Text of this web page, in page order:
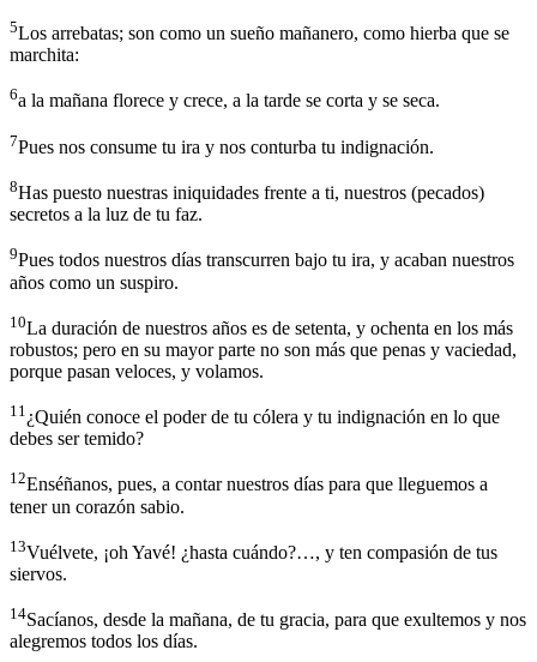
5Los arrebatas; son como un sueño mañanero, como hierba que se
marchita:
6a la mañana florece y crece, a la tarde se corta y se seca.
7Pues nos consume tu ira y nos conturba tu indignación.
8Has puesto nuestras iniquidades frente a ti, nuestros (pecados)
secretos a la luz de tu faz.
9Pues todos nuestros días transcurren bajo tu ira, y acaban nuestros
años como un suspiro.
10La duración de nuestros años es de setenta, y ochenta en los más
robustos; pero en su mayor parte no son más que penas y vaciedad,
porque pasan veloces, y volamos.
11¿Quién conoce el poder de tu cólera y tu indignación en lo que
debes ser temido?
12Enséñanos, pues, a contar nuestros días para que lleguemos a
tener un corazón sabio.
13Vuélvete, ¡oh Yavé! ¿hasta cuándo?…, y ten compasión de tus
siervos.
14Sacíanos, desde la mañana, de tu gracia, para que exultemos y nos
alegremos todos los días.